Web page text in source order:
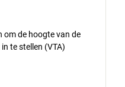
om de hoogte van de
te stellen (VTA)